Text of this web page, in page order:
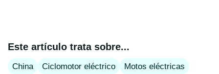
Este artículo trata sobre...
China Ciclomotor eléctrico Motos eléctricas